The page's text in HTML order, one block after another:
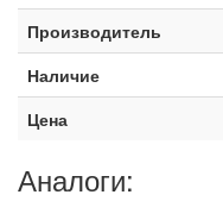
Производитель
Наличие
Цена
Аналоги: